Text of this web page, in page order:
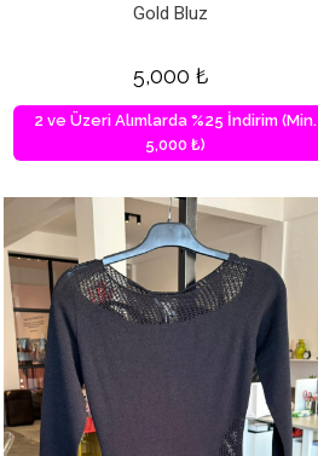
Gold Bluz
5,000 ₺
2 ve Üzeri Alımlarda %25 İndirim (Min.
5,000 ₺)